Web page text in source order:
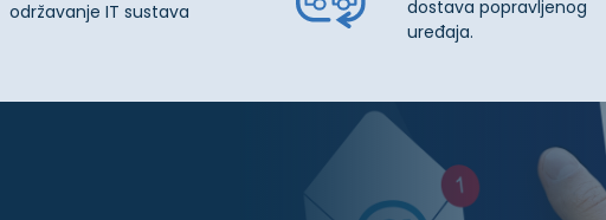
održavanje IT sustava
dostava popravljenog
uređaja.